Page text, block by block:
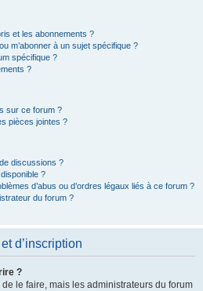
et les abonnements ?
m’abonner à un sujet spécifique ?
spécifique ?
?
sur ce forum ?
pièces jointes ?
discussions ?
?
d’abus ou d’ordres légaux liés à ce forum ?
du forum ?
d’inscription
?
de le faire, mais les administrateurs du forum